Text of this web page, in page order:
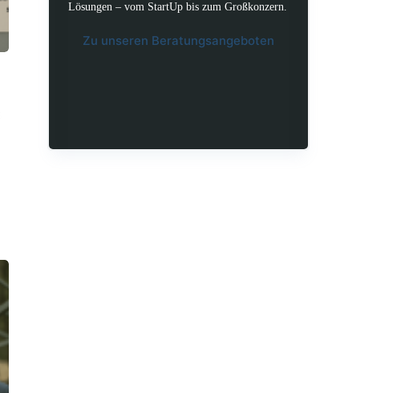
Lösungen – vom StartUp bis zum Großkonzern.
Zu unseren Beratungsangeboten